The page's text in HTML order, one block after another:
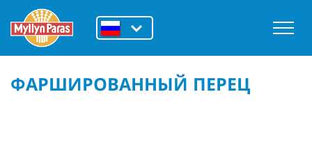
ФАРШИРОВАННЫЙ ПЕРЕЦ